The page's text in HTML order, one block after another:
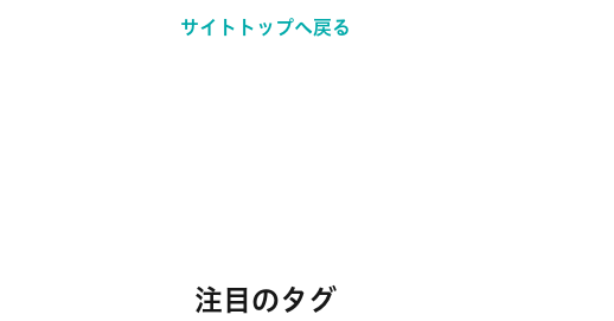
サイトトップへ戻る
注目のタグ